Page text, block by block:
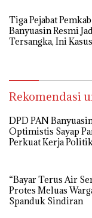
Tiga Pejabat Pemkab
Banyuasin Resmi
Tersangka, Ini
Rekomendasi
DPD PAN
Optimistis Sayap
Perkuat Kerja
“Bayar Terus Air
Protes Meluas
Spanduk Sindiran